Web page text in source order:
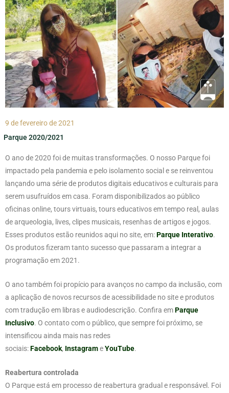
9 de fevereiro de 2021
Parque 2020/2021
O ano de 2020 foi de muitas transformações. O nosso Parque foi
impactado pela pandemia e pelo isolamento social e se reinventou
lançando uma série de produtos digitais educativos e culturais para
serem usufruídos em casa. Foram disponibilizados ao público
oficinas online, tours virtuais, tours educativos em tempo real, aulas
de arqueologia, lives, clipes musicais, resenhas de artigos e jogos.
Esses produtos estão reunidos aqui no site, em:Parque Interativo.
Os produtos fizeram tanto sucesso que passaram a integrar a
programação em 2021.
O ano também foi propício para avanços no campo da inclusão, com
a aplicação de novos recursos de acessibilidade no site e produtos
com tradução em libras e audiodescrição. Confira emParque
Inclusivo. O contato com o público, que sempre foi próximo, se
intensificou ainda mais nas redes
sociais:Facebook, InstagrameYouTube.
Reabertura controlada
O Parque está em processo de reabertura gradual e responsável. Foi